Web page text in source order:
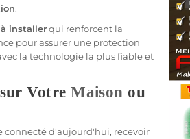
.
installerqui renforcent la
pour assurer une protection
la technologie la plusfiableet
VotreMaison ou
connectéd'aujourd'hui, recevoir